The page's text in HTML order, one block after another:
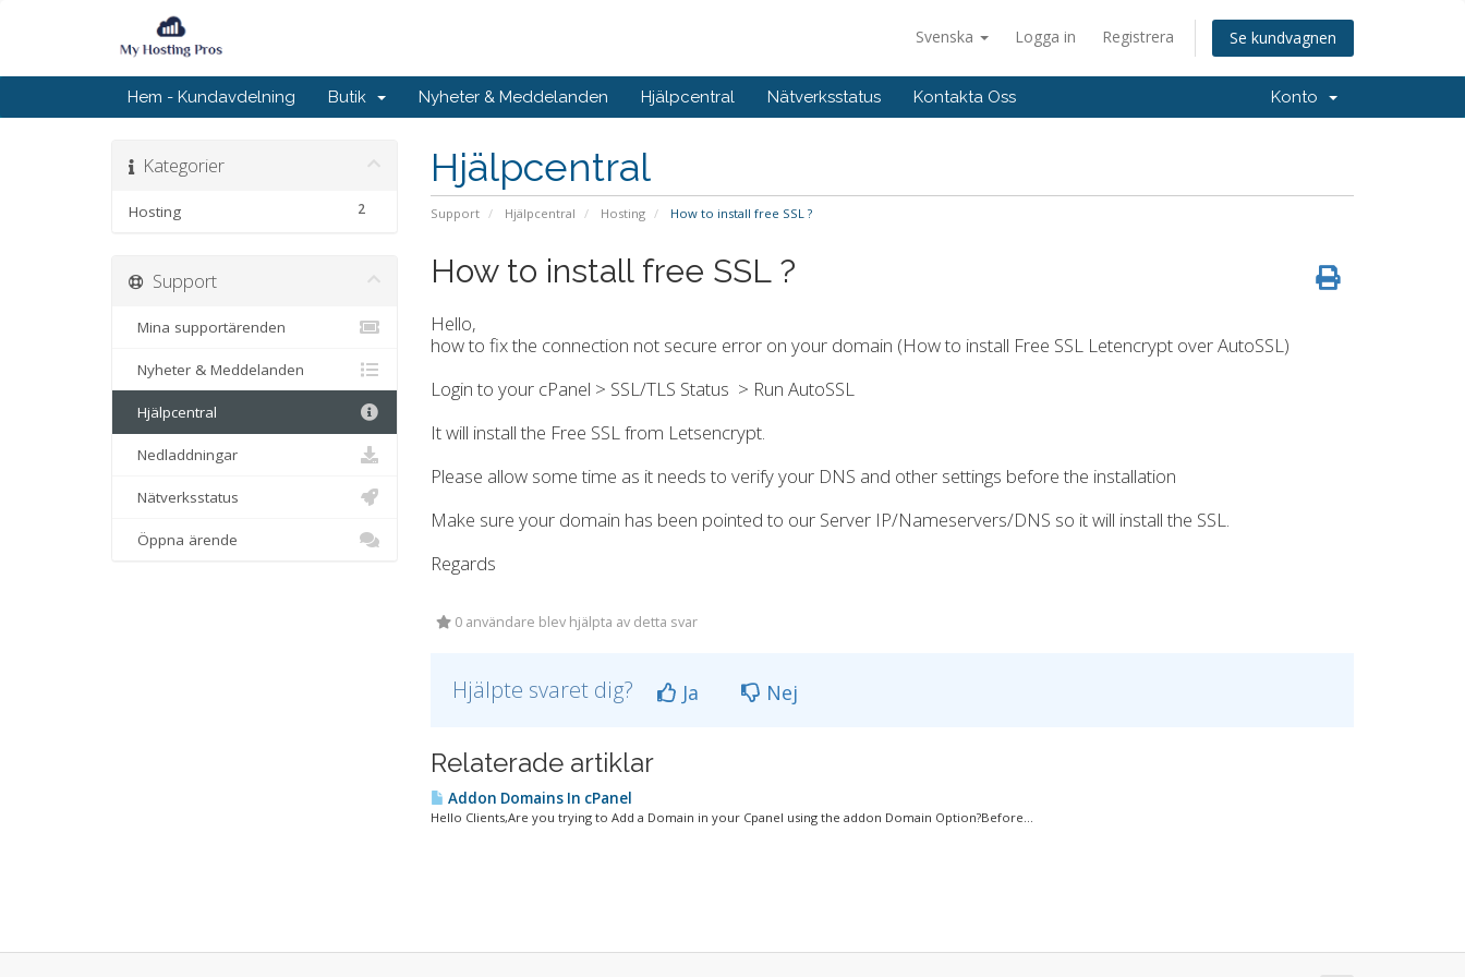
Svenska Logga in Registrera Se kundvagnen
Hem - Kundavdelning Butik Nyheter & Meddelanden Hjälpcentral Nätverksstatus Kontakta Oss Konto
Hjälpcentral
Support Hjälpcentral Hosting How to install free SSL ?
Kategorier
2
Hosting
How to install free SSL ?
Hello,
how to fix the connection not secure error on your domain (How to install Free SSL Letencrypt over AutoSSL)
Login to your cPanel > SSL/TLS Status > Run AutoSSL
It will install the Free SSL from Letsencrypt.
Please allow some time as it needs to verify your DNS and other settings before the installation
Make sure your domain has been pointed to our Server IP/Nameservers/DNS so it will install the SSL.
Regards
0 användare blev hjälpta av detta svar
Hjälpte svaret dig? Ja Nej
Relaterade artiklar
Addon Domains In cPanel
Hello Clients,Are you trying to Add a Domain in your Cpanel using the addon Domain Option?Before...
Support
Mina supportärenden
Nyheter & Meddelanden
Hjälpcentral
Nedladdningar
Nätverksstatus
Öppna ärende